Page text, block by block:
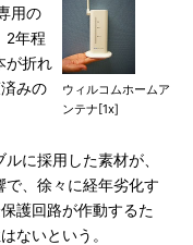
ウィルコムホームア
ンテナ[1x]
用の
2年程
が折れ
みの
に採用した素材が、
、徐々に経年劣化す
護回路が作動するた
ないという。